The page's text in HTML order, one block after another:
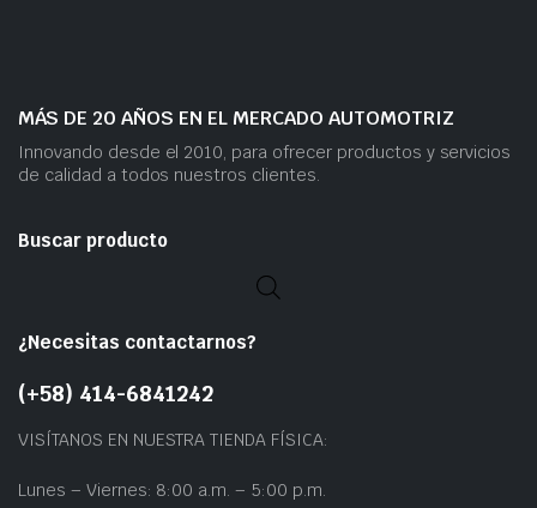
MÁS DE 20 AÑOS EN EL MERCADO AUTOMOTRIZ
Innovando desde el 2010, para ofrecer productos y servicios
de calidad a todos nuestros clientes.
Buscar producto
¿Necesitas contactarnos?
(+58) 414-6841242
VISÍTANOS EN NUESTRA TIENDA FÍSICA:
Lunes – Viernes: 8:00 a.m. – 5:00 p.m.